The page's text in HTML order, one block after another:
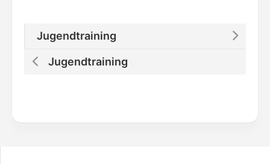
Jugendtraining
Jugendtraining